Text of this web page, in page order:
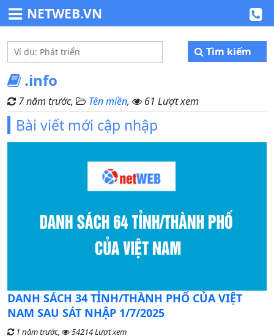
NETWEB.VN
Tìm kiếm
.info
7 năm trước, Tên miền, 61 Lượt xem
Bài viết mới cập nhập
DANH SÁCH 34 TỈNH/THÀNH PHỐ CỦA VIỆT
NAM SAU SÁT NHẬP 1/7/2025
1 năm trước, 54214 Lượt xem